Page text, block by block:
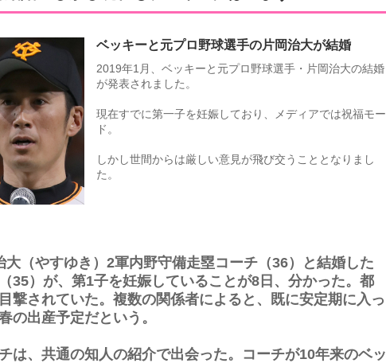
ベッキーと元プロ野球選手の片岡治大が結婚
2019年1月、ベッキーと元プロ野球選手・片岡治大の結婚
が発表されました。
現在すでに第一子を妊娠しており、メディアでは祝福モー
ド。
しかし世間からは厳しい意見が飛び交うこととなりまし
た。
大（やすゆき）2軍内野守備走塁コーチ（36）と結婚した
35）が、第1子を妊娠していることが8日、分かった。都
撃されていた。複数の関係者によると、既に安定期に入っ
の出産予定だという。
は、共通の知人の紹介で出会った。コーチが10年来のベッ